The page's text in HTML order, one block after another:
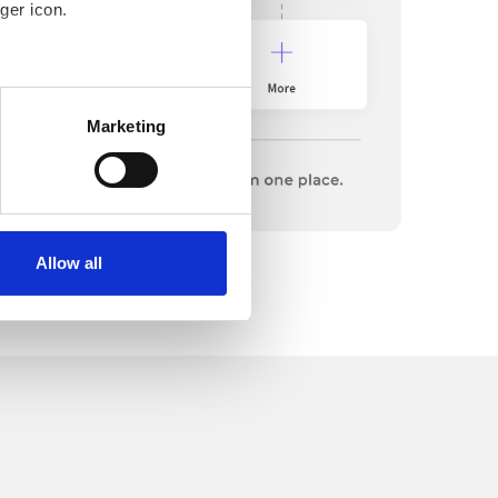
icon.
meters
functioning of the
the internet
Marketing
Allow all